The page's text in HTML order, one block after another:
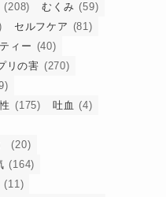
(208) むくみ (59)
セルフケア (81)
ィー (40)
リの害 (270)
(175) 吐血 (4)
(20)
(164)
(11)